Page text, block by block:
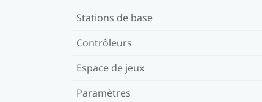
Stations de base
Contrôleurs
Espace de jeux
Paramètres